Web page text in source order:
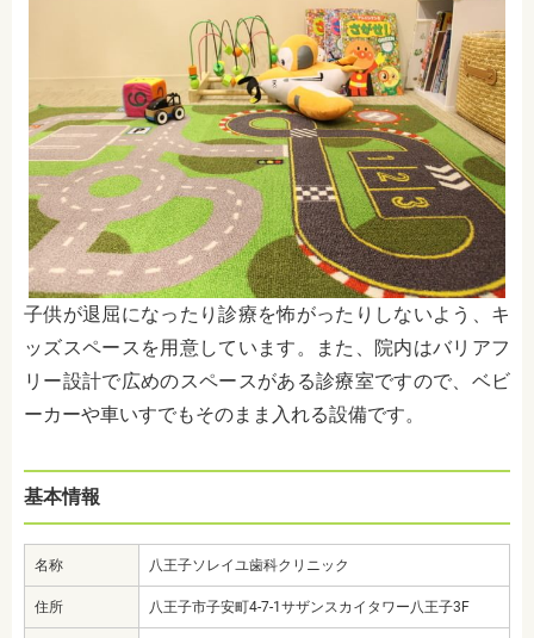
子供が退屈になったり診療を怖がったりしないよう、キ
ッズスペースを用意しています。また、院内はバリアフ
リー設計で広めのスペースがある診療室ですので、ベビ
ーカーや車いすでもそのまま入れる設備です。
基本情報
名称 八王子ソレイユ歯科クリニック
住所 八王子市子安町4-7-1サザンスカイタワー八王子3F